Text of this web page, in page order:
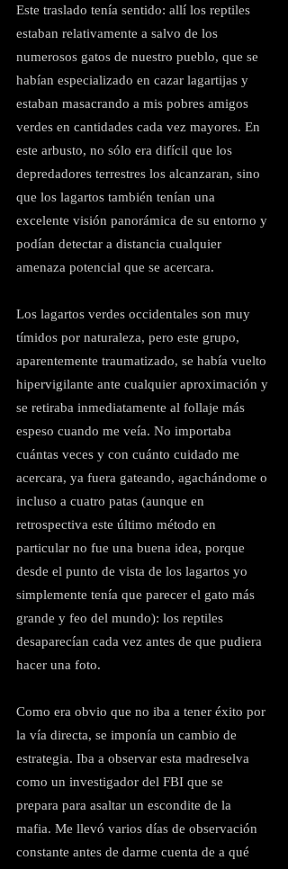
Este traslado tenía sentido: allí los reptiles
estaban relativamente a salvo de los
numerosos gatos de nuestro pueblo, que se
habían especializado en cazar lagartijas y
estaban masacrando a mis pobres amigos
verdes en cantidades cada vez mayores. En
este arbusto, no sólo era difícil que los
depredadores terrestres los alcanzaran, sino
que los lagartos también tenían una
excelente visión panorámica de su entorno y
podían detectar a distancia cualquier
amenaza potencial que se acercara.
Los lagartos verdes occidentales son muy
tímidos por naturaleza, pero este grupo,
aparentemente traumatizado, se había vuelto
hipervigilante ante cualquier aproximación y
se retiraba inmediatamente al follaje más
espeso cuando me veía. No importaba
cuántas veces y con cuánto cuidado me
acercara, ya fuera gateando, agachándome o
incluso a cuatro patas (aunque en
retrospectiva este último método en
particular no fue una buena idea, porque
desde el punto de vista de los lagartos yo
simplemente tenía que parecer el gato más
grande y feo del mundo): los reptiles
desaparecían cada vez antes de que pudiera
hacer una foto.
Como era obvio que no iba a tener éxito por
la vía directa, se imponía un cambio de
estrategia. Iba a observar esta madreselva
como un investigador del FBI que se
prepara para asaltar un escondite de la
mafia. Me llevó varios días de observación
constante antes de darme cuenta de a qué